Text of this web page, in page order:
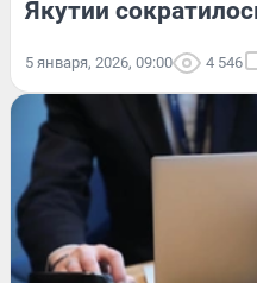
Якутии
5 января, 2026, 09:00 4 546